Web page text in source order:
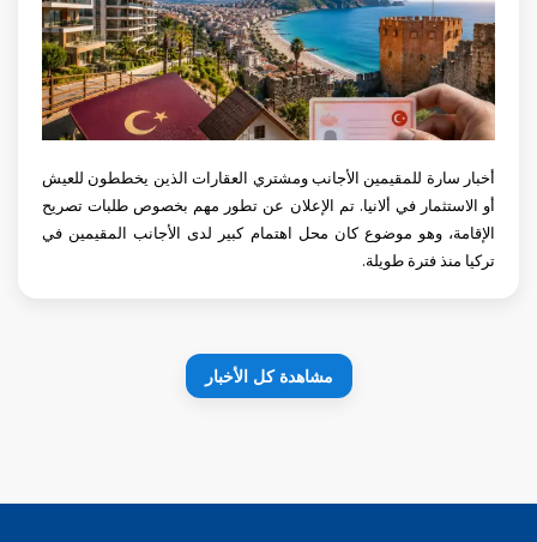
أخبار سارة للمقيمين الأجانب ومشتري العقارات الذين يخططون للعيش
أو الاستثمار في ألانيا. تم الإعلان عن تطور مهم بخصوص طلبات تصريح
الإقامة، وهو موضوع كان محل اهتمام كبير لدى الأجانب المقيمين في
تركيا منذ فترة طويلة.
مشاهدة كل الأخبار